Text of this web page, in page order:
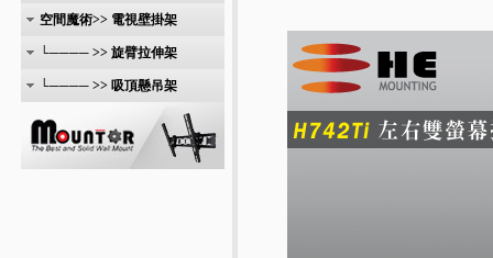
空間魔術>> 電視壁掛架
└──── >> 旋臂拉伸架
└──── >> 吸頂懸吊架